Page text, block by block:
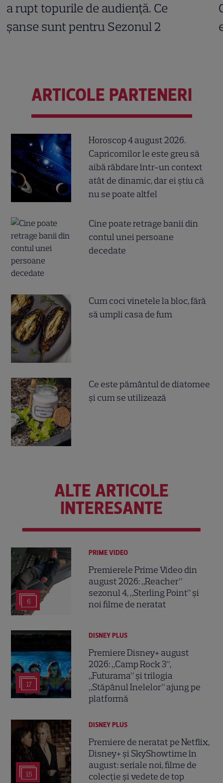
a rupt topurile de audiență. Ce
șanse sunt pentru Sezonul 2
ARTICOLE PARTENERI
Horoscop 4 august 2026.
Capricornilor le este greu să
aibă răbdare într-un context
atât de dinamic, dar ei știu că
nu se poate altfel
Cine poate retrage banii din
contul unei persoane
decedate
Cum coci vinetele la bloc, fără
să umpli casa de fum
Ce este pământul de diatomee
și cum se utilizează
ALTE ARTICOLE
INTERESANTE
6
PRIME VIDEO
Premierele Prime Video din
august 2026: „Reacher”
sezonul 4, „Sterling Point” și
noi filme de neratat
17
DISNEY PLUS
Premiere Disney+ august
2026: „Camp Rock 3”,
„Futurama” și trilogia
„Stăpânul Inelelor” ajung pe
platformă
15
DISNEY PLUS
Premiere de neratat pe Netflix,
Disney+ și SkyShowtime în
august: seriale noi, filme de
colecție și vedete de top